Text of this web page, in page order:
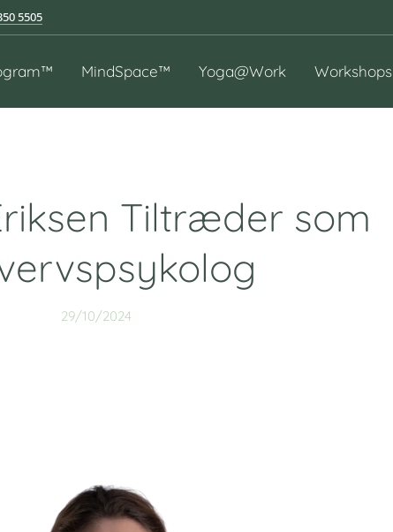
5505
MindSpace™ Yoga@Work Workshops
Tiltræder som
29/10/2024